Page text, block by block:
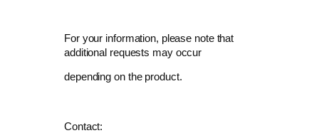
For your information, please note that
additional requests may occur
depending on the product.
Contact: